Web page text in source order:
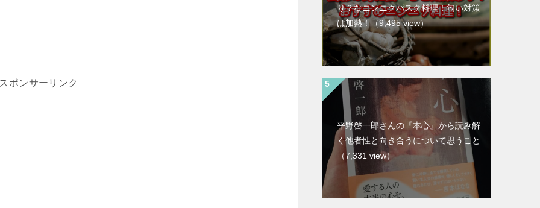
ポンサーリンク
り？なニンニクパスタ料理！匂い対策
は加熱！ （9,495 view）
平野啓一郎さんの『本心』から読み解
く他者性と向き合うについて思うこと
（7,331 view）